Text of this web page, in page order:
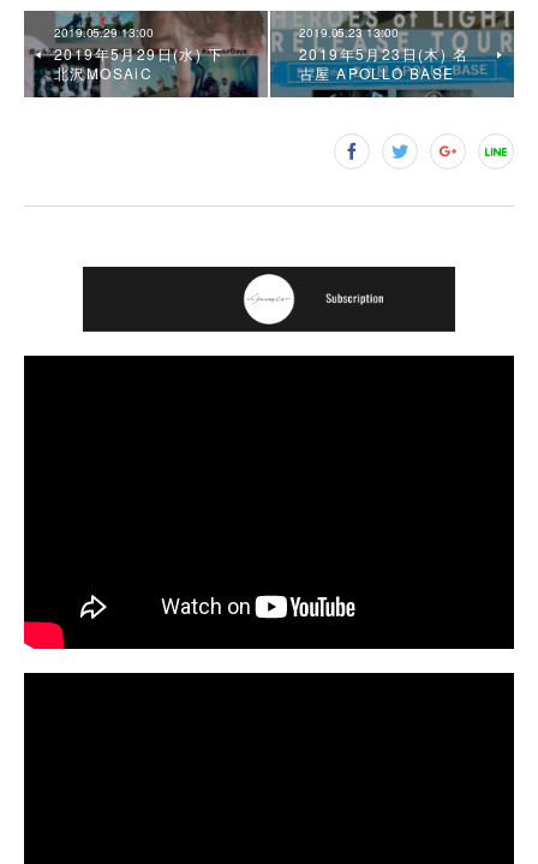
2019.05.29 13:00
2019年5月29日(水) 下
北沢MOSAiC
2019.05.23 13:00
2019年5月23日(木) 名
古屋 APOLLO BASE